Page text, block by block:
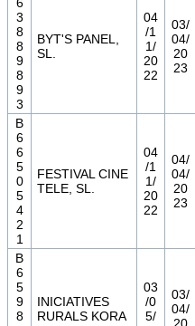
6
3
8
8
9
8
9
3
BYT'S PANEL,
SL.
04
/1
1/
20
22
03/
04/
20
23
B
6
6
5
0
5
4
2
1
FESTIVAL CINE
TELE, SL.
04
/1
1/
20
22
04/
04/
20
23
B
6
5
9
8
INICIATIVES
RURALS KORA
03
/0
5/
03/
04/